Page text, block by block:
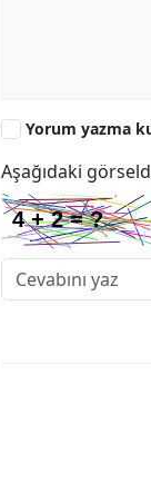
Yorum yazma
Aşağıdaki